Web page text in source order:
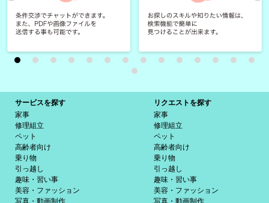
サービスを探す
家事
修理組立
ペット
高齢者向け
乗り物
引っ越し
趣味・習い事
美容・ファッション
写真・動画制作
リクエストを探す
家事
修理組立
ペット
高齢者向け
乗り物
引っ越し
趣味・習い事
美容・ファッション
写真・動画制作